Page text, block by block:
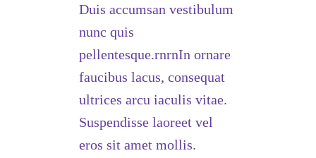
Duis accumsan vestibulum
nunc quis
pellentesque.rnrnIn ornare
faucibus lacus, consequat
ultrices arcu iaculis vitae.
Suspendisse laoreet vel
eros sit amet mollis.